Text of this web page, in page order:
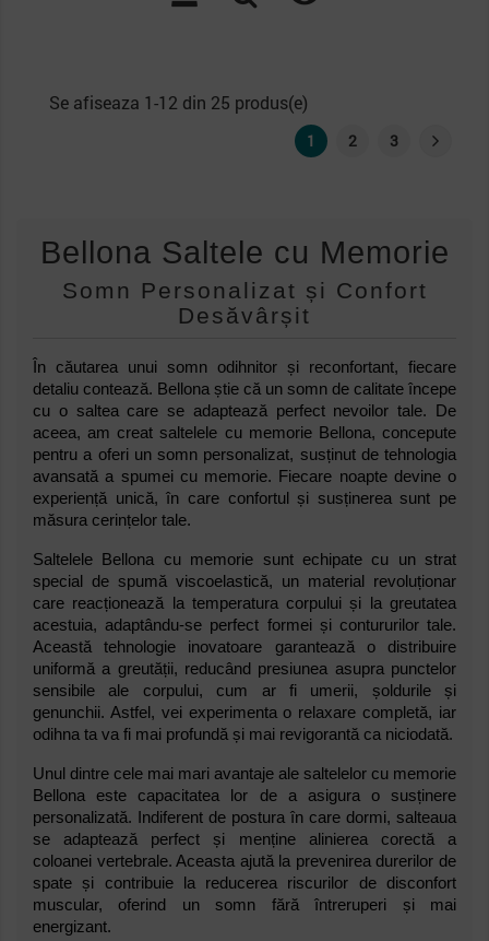
Se afiseaza 1-12 din 25 produs(e)
1 2 3
Bellona Saltele cu Memorie
Somn Personalizat și Confort
Desăvârșit
În căutarea unui somn odihnitor și reconfortant, fiecare
detaliu contează. Bellona știe că un somn de calitate începe
cu o saltea care se adaptează perfect nevoilor tale. De
aceea, am creat saltelele cu memorie Bellona, concepute
pentru a oferi un somn personalizat, susținut de tehnologia
avansată a spumei cu memorie. Fiecare noapte devine o
experiență unică, în care confortul și susținerea sunt pe
măsura cerințelor tale.
Saltelele Bellona cu memorie sunt echipate cu un strat
special de spumă viscoelastică, un material revoluționar
care reacționează la temperatura corpului și la greutatea
acestuia, adaptându-se perfect formei și contururilor tale.
Această tehnologie inovatoare garantează o distribuire
uniformă a greutății, reducând presiunea asupra punctelor
sensibile ale corpului, cum ar fi umerii, șoldurile și
genunchii. Astfel, vei experimenta o relaxare completă, iar
odihna ta va fi mai profundă și mai revigorantă ca niciodată.
Unul dintre cele mai mari avantaje ale saltelelor cu memorie
Bellona este capacitatea lor de a asigura o susținere
personalizată. Indiferent de postura în care dormi, salteaua
se adaptează perfect și menține alinierea corectă a
coloanei vertebrale. Aceasta ajută la prevenirea durerilor de
spate și contribuie la reducerea riscurilor de disconfort
muscular, oferind un somn fără întreruperi și mai
energizant.